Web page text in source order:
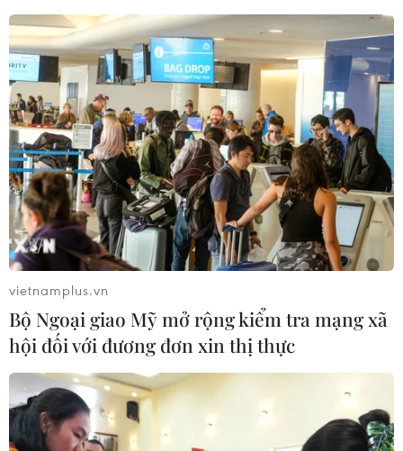
vietnamplus.vn
Bộ Ngoại giao Mỹ mở rộng kiểm tra mạng xã
hội đối với đương đơn xin thị thực